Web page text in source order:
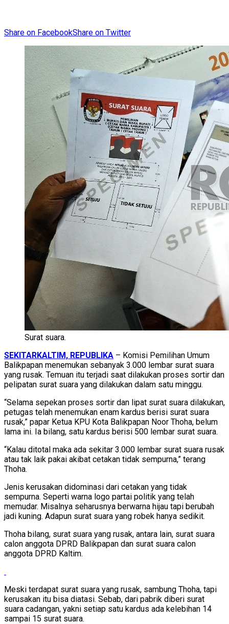
Share on FacebookShare on Twitter
Surat suara.
SEKITARKALTIM, REPUBLIKA – Komisi Pemilihan Umum
Balikpapan menemukan sebanyak 3.000 lembar surat suara
yang rusak. Temuan itu terjadi saat dilakukan proses sortir dan
pelipatan surat suara yang dilakukan dalam satu minggu.
“Selama sepekan proses sortir dan lipat surat suara dilakukan,
petugas telah menemukan enam kardus berisi surat suara
rusak,” papar Ketua KPU Kota Balikpapan Noor Thoha, belum
lama ini. Ia bilang, satu kardus berisi 500 lembar surat suara.
“Kalau ditotal maka ada sekitar 3.000 lembar surat suara rusak
atau tak laik pakai akibat cetakan tidak sempurna,” terang
Thoha.
Jenis kerusakan didominasi dari cetakan yang tidak
sempurna. Seperti warna logo partai politik yang telah
memudar. Misalnya seharusnya berwarna hijau tapi berubah
jadi kuning. Adapun surat suara yang robek hanya sedikit.
Thoha bilang, surat suara yang rusak, antara lain, surat suara
calon anggota DPRD Balikpapan dan surat suara calon
anggota DPRD Kaltim.
Meski terdapat surat suara yang rusak, sambung Thoha, tapi
kerusakan itu bisa diatasi. Sebab, dari pabrik diberi surat
suara cadangan, yakni setiap satu kardus ada kelebihan 14
sampai 15 surat suara.